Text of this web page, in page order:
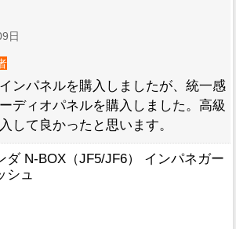
日
ンパネルを購入しましたが、統一感
ディオパネルを購入しました。高級
して良かったと思います。
ダ N-BOX（JF5/JF6） インパネガー
シュ